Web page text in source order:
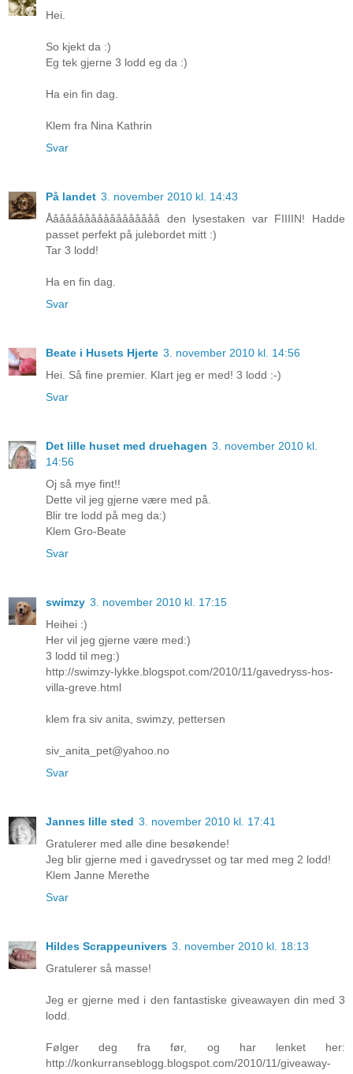
Hei.
So kjekt da :)
Eg tek gjerne 3 lodd eg da :)
Ha ein fin dag.
Klem fra Nina Kathrin
Svar
På landet 3. november 2010 kl. 14:43
Åååååååååååååååååå den lysestaken var FIIIIN! Hadde
passet perfekt på julebordet mitt :)
Tar 3 lodd!
Ha en fin dag.
Svar
Beate i Husets Hjerte 3. november 2010 kl. 14:56
Hei. Så fine premier. Klart jeg er med! 3 lodd :-)
Svar
Det lille huset med druehagen 3. november 2010 kl.
14:56
Oj så mye fint!!
Dette vil jeg gjerne være med på.
Blir tre lodd på meg da:)
Klem Gro-Beate
Svar
swimzy 3. november 2010 kl. 17:15
Heihei :)
Her vil jeg gjerne være med:)
3 lodd til meg:)
http://swimzy-lykke.blogspot.com/2010/11/gavedryss-hos-
villa-greve.html
klem fra siv anita, swimzy, pettersen
siv_anita_pet@yahoo.no
Svar
Jannes lille sted 3. november 2010 kl. 17:41
Gratulerer med alle dine besøkende!
Jeg blir gjerne med i gavedrysset og tar med meg 2 lodd!
Klem Janne Merethe
Svar
Hildes Scrappeunivers 3. november 2010 kl. 18:13
Gratulerer så masse!
Jeg er gjerne med i den fantastiske giveawayen din med 3
lodd.
Følger deg fra før, og har lenket her:
http://konkurranseblogg.blogspot.com/2010/11/giveaway-